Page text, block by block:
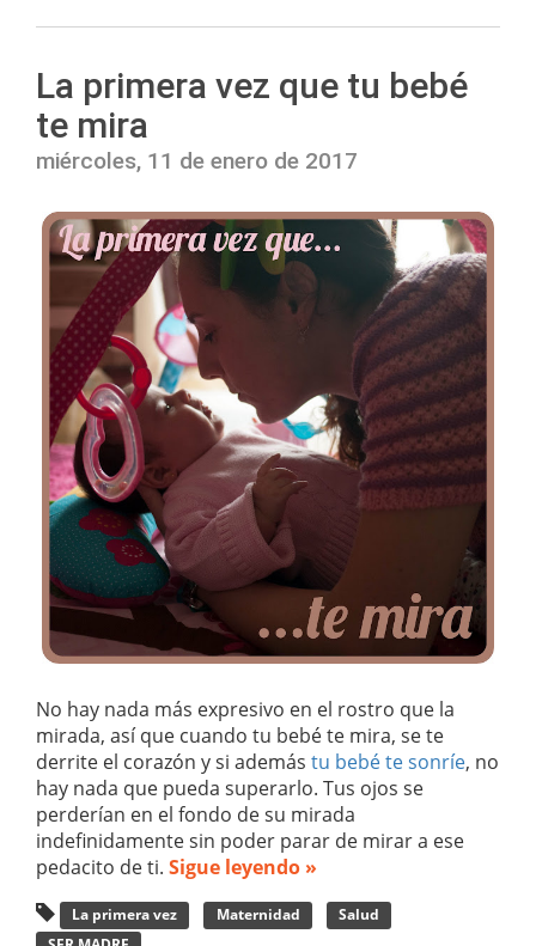
La primera vez que tu bebé
te mira
miércoles, 11 de enero de 2017
No hay nada más expresivo en el rostro que la
mirada, así que cuando tu bebé te mira, se te
derrite el corazón y si además tu bebé te sonríe, no
hay nada que pueda superarlo. Tus ojos se
perderían en el fondo de su mirada
indefinidamente sin poder parar de mirar a ese
pedacito de ti. Sigue leyendo »
La primera vez Maternidad
Salud